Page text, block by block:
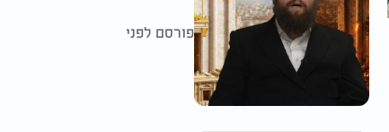
פורסם לפני